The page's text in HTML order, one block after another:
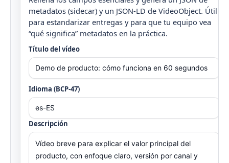
metadatos (sidecar) y un JSON-LD de VideoObject. Útil
para estandarizar entregas y para que tu equipo vea
“qué significa” metadatos en la práctica.
Título del vídeo
Idioma (BCP-47)
Descripción